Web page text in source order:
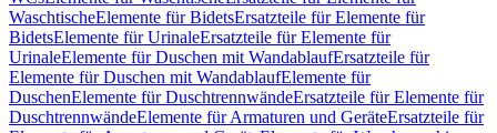
WaschtischeElemente für BidetsErsatzteile für Elemente für
BidetsElemente für UrinaleErsatzteile für Elemente für
UrinaleElemente für Duschen mit WandablaufErsatzteile für
Elemente für Duschen mit WandablaufElemente für
DuschenElemente für DuschtrennwändeErsatzteile für Elemente für
DuschtrennwändeElemente für Armaturen und GeräteErsatzteile für